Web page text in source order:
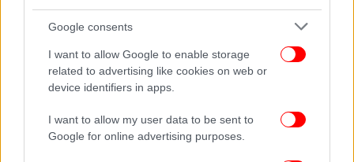
Google consents
I want to allow Google to enable storage
related to advertising like cookies on web or
device identifiers in apps.
I want to allow my user data to be sent to
Google for online advertising purposes.